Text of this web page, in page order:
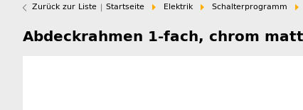
Zurück zur Liste Startseite Elektrik Schalterprogramm
Abdeckrahmen 1-fach, chrom